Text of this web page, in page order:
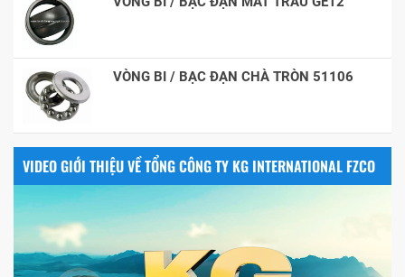
VÒNG BI / BẠC ĐẠN CHÀ TRÒN 51106
VIDEO GIỚI THIỆU VỀ TỔNG CÔNG TY KG INTERNATIONAL FZCO